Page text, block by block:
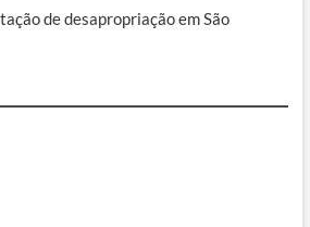
de desapropriação em São